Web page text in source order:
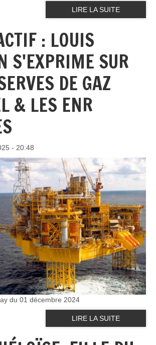
LIRE LA SUITE
: LOUIS
S'EXPRIME SUR
DE GAZ
& LES ENR
- 20:48
du 01 décembre 2024
LIRE LA SUITE